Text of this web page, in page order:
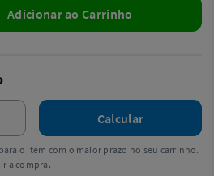
Adicionar ao Carrinho
Calcular
o item com o maior prazo no seu carrinho.
a compra.